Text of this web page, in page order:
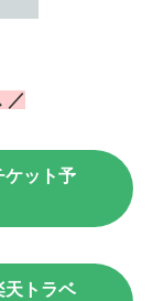
／
ケット予
天トラベ